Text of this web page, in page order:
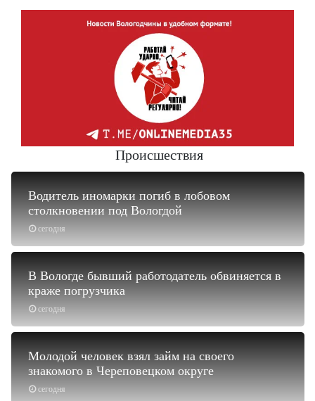
Происшествия
сегодня
Водитель иномарки погиб в лобовом
столкновении под Вологдой
сегодня
В Вологде бывший работодатель обвиняется в
краже погрузчика
сегодня
Молодой человек взял займ на своего
знакомого в Череповецком округе